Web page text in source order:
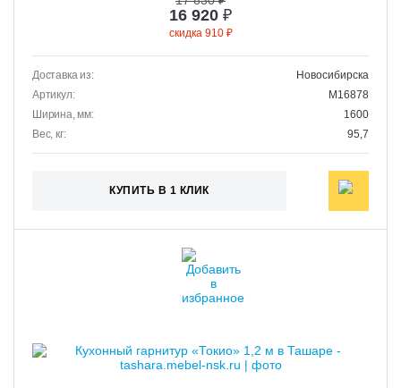
16 920 ₽
скидка 910 ₽
Доставка из:
Новосибирска
Артикул:
M16878
Ширина, мм:
1600
Вес, кг:
95,7
КУПИТЬ В 1 КЛИК